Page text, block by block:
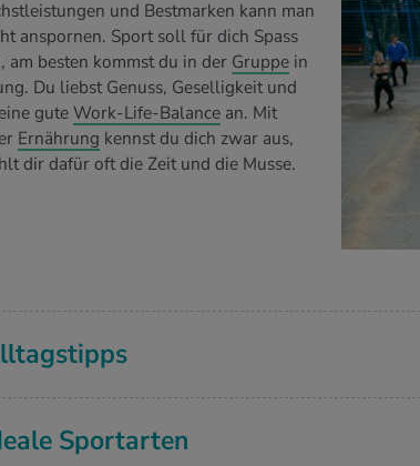
und Bestmarken kann man
anspornen. Sport soll für dich Spass
am besten kommst du in der Gruppein
Du liebst Genuss, Geselligkeit und
guteWork-Life-Balancean. Mit
Ernährung kennst du dich zwar aus,
dir dafür oft die Zeit und die Musse.
Sport­ar­ten